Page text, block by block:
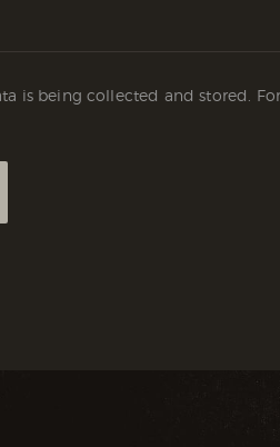
is being collected and stored.